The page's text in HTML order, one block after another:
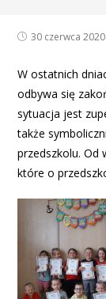
30 czerwca 2020
W ostatnich
odbywa się
sytuacja jest
także
przedszkolu. Od
które o